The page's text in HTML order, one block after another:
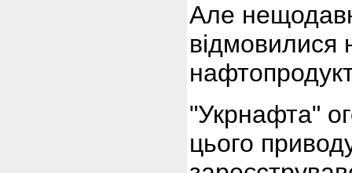
Але
відмовилися
"Укрнафта"
цього